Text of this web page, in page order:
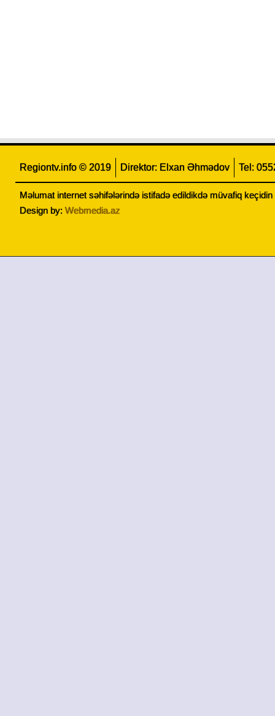
Regiontv.info © 2019 Direktor: Elxan Əhmədov Tel:
Məlumat internet səhifələrində istifadə edildikdə müvafiq keçidin
Design by: Webmedia.az